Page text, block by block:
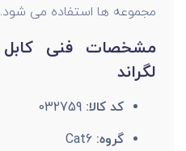
مجموعه ها استفاده می شود.
لگراند
کد کالا:032759
گروه: Cat6